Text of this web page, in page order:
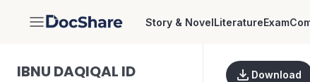
DocShare Story & NovelLiteratureExam
IBNU DAQIQAL ID Download